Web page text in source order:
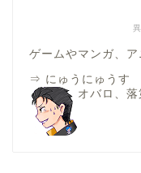
ゲームやマンガ、ア
⇒ にゅうにゅうす
オバロ、落